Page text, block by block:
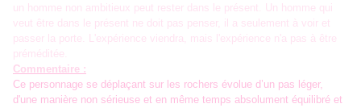
un homme non ambitieux peut rester dans le présent. Un homme qui
veut être dans le présent ne doit pas penser, il a seulement à voir et
passer la porte. L'expérience viendra, mais l'expérience n'a pas à être
préméditée.
Commentaire :
Ce personnage se déplaçant sur les rochers évolue d’un pas léger,
d'une manière non sérieuse et en même temps absolument équilibré et